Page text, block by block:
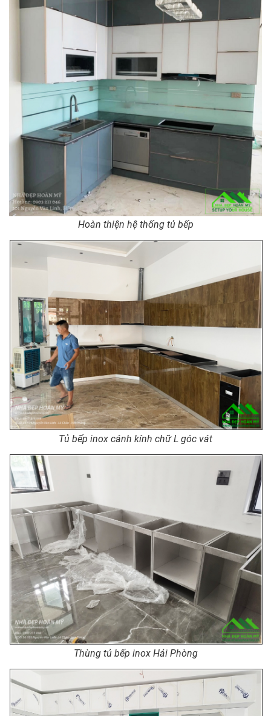
Hoàn thiện hệ thống tủ bếp
Tủ bếp inox cánh kính chữ L góc vát
Thùng tủ bếp inox Hải Phòng